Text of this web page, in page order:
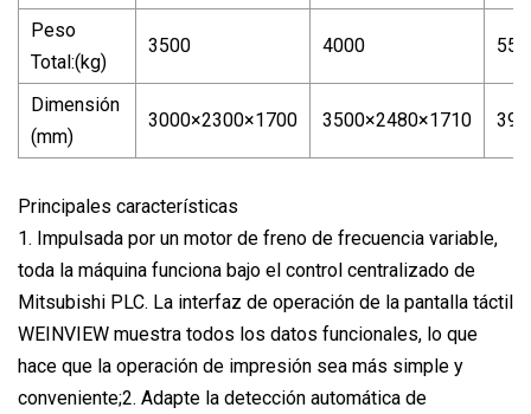
Peso
Total:(kg)
3500 4000
Dimensión
(mm)
3000×2300×1700 3500×2480×1710
Principales características
1. Impulsada por un motor de freno de frecuencia variable,
toda la máquina funciona bajo el control centralizado de
Mitsubishi PLC. La interfaz de operación de la pantalla táctil
WEINVIEW muestra todos los datos funcionales, lo que
hace que la operación de impresión sea más simple y
conveniente;2. Adapte la detección automática de